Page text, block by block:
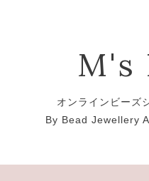
M's
オンラインビーズ
By Bead Jewellery